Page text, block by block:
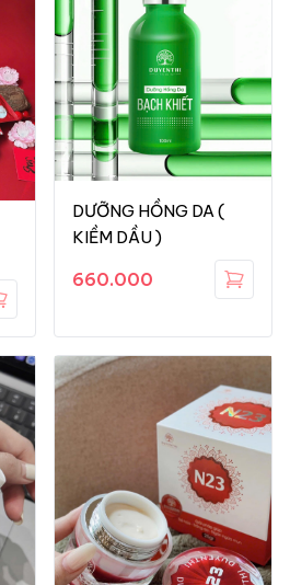
DƯỠNG HỒNG DA (
KIỀM DẦU )
660.000